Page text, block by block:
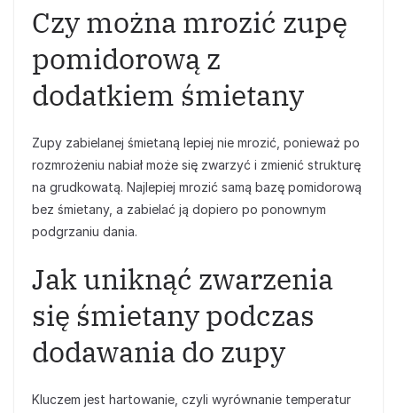
Czy można mrozić zupę
pomidorową z
dodatkiem śmietany
Zupy zabielanej śmietaną lepiej nie mrozić, ponieważ po
rozmrożeniu nabiał może się zwarzyć i zmienić strukturę
na grudkowatą. Najlepiej mrozić samą bazę pomidorową
bez śmietany, a zabielać ją dopiero po ponownym
podgrzaniu dania.
Jak uniknąć zwarzenia
się śmietany podczas
dodawania do zupy
Kluczem jest hartowanie, czyli wyrównanie temperatur